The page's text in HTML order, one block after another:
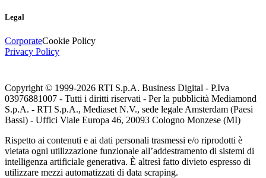
Legal
CorporateCookie Policy
Privacy Policy
Copyright © 1999-2026 RTI S.p.A. Business Digital - P.Iva
03976881007 - Tutti i diritti riservati - Per la pubblicità Mediamond
S.p.A. - RTI S.p.A., Mediaset N.V., sede legale Amsterdam (Paesi
Bassi) - Uffici Viale Europa 46, 20093 Cologno Monzese (MI)
Rispetto ai contenuti e ai dati personali trasmessi e/o riprodotti è
vietata ogni utilizzazione funzionale all’addestramento di sistemi di
intelligenza artificiale generativa. È altresì fatto divieto espresso di
utilizzare mezzi automatizzati di data scraping.